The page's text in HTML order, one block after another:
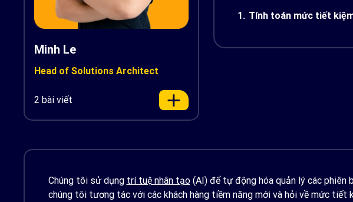
Minh Le
Head of Solutions Architect
2 bài viết
1. Tính toán mức tiết
Chúng tôi sử dụng trí tuệ nhân tạo(AI) để tự động hóa quản lý các phiên
chúng tôi tương tác với các khách hàng tiềm năng mới và hỏi về mức